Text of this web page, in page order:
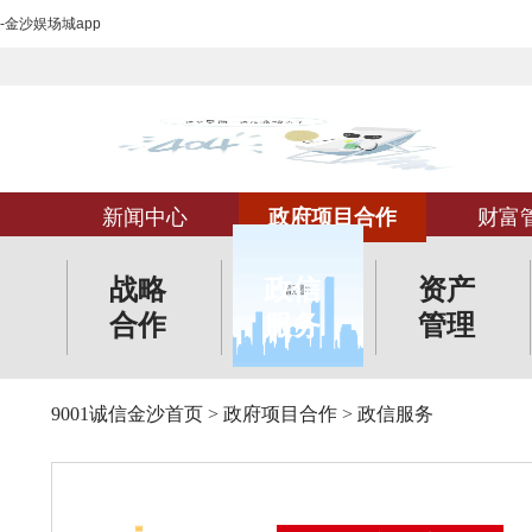
-金沙娱场城app
新闻中心 政府项目合作 财富
战略
合作
政信
服务
资产
管理
9001诚信金沙首页 > 政府项目合作 > 政信服务